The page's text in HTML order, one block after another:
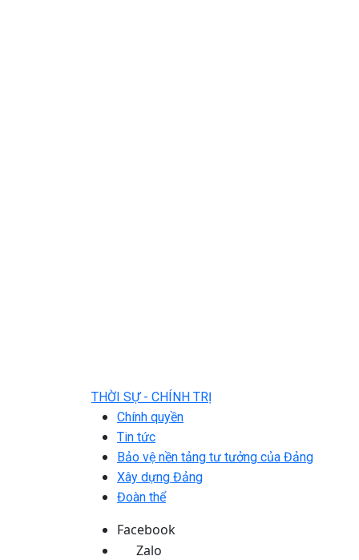
THỜI SỰ - CHÍNH TRỊ
Chính quyền
Tin tức
Bảo vệ nền tảng tư tưởng của Đảng
Xây dựng Đảng
Đoàn thể
Facebook
Zalo